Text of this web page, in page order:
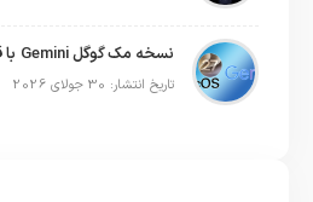
تاریخ انتشار: 30 جولای 2026